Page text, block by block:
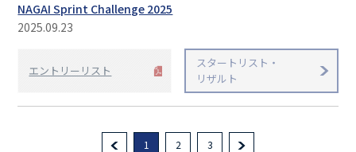
NAGAI Sprint Challenge 2025
2025.09.23
エントリーリスト
スタートリスト・
リザルト
1 2 3